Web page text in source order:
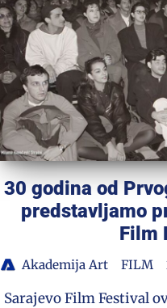
30 godina od
predstavljamo
Film
Akademija Art FILM
Sarajevo Film Festival